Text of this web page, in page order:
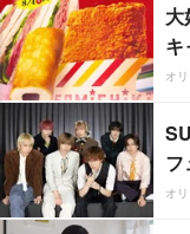
大
キ
オ
フ
オ